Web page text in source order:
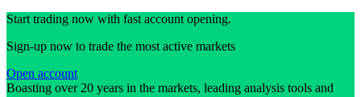
Start trading now with fast account opening.
Sign-up now to trade the most active markets
Open account
Boasting over 20 years in the markets, leading analysis tools and